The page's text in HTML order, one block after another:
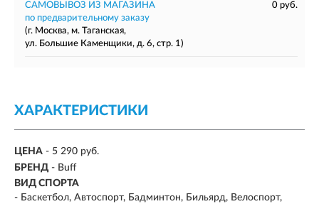
САМОВЫВОЗ ИЗ МАГАЗИНА
0 руб.
по предварительному заказу
(г. Москва, м. Таганская,
ул. Большие Каменщики, д. 6, стр. 1)
ХАРАКТЕРИСТИКИ
ЦЕНА - 5 290 руб.
БРЕНД - Buff
ВИД СПОРТА
- Баскетбол, Автоспорт, Бадминтон, Бильярд, Велоспорт,